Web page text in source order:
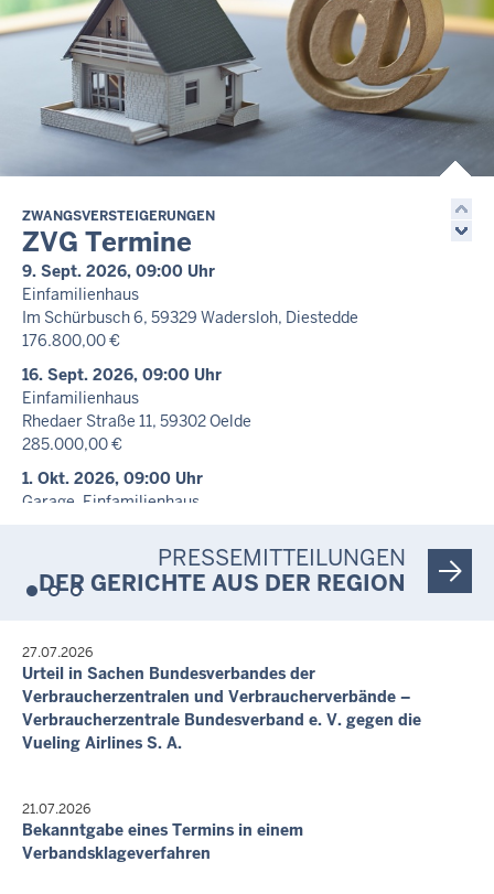
Hauptverhandlungstermin
Strafsache - 15 Ds 23/26
10. Aug. 2026, 10:30 Uhr
Güte- und Verhandlungstermin
Zivilsache - 11 C 368/25
10. Aug. 2026, 10:45 Uhr
Hauptverhandlungstermin
10. Aug. 2026, 11:30 Uhr
Güte- und Verhandlungstermin
Zivilsache - 11 C 248/25
10. Aug. 2026, 11:30 Uhr
Hauptverhandlungstermin
Strafsache - 16 Ds 34/26
10. Aug. 2026, 13:30 Uhr
Hauptverhandlungstermin
Strafsache - 15 Ds 25/26
Letzte Aktualisierung:
Heute, 12:28 Uhr
ZWANGSVERSTEIGERUNGEN
ZVG Termine
9. Sept. 2026, 09:00 Uhr
Einfamilienhaus
Im Schürbusch 6, 59329 Wadersloh, Diestedde
176.800,00 €
16. Sept. 2026, 09:00 Uhr
Einfamilienhaus
Rhedaer Straße 11, 59302 Oelde
285.000,00 €
1. Okt. 2026, 09:00 Uhr
Garage, Einfamilienhaus
21. Okt. 2026, 09:00 Uhr
384.000,00 €
Letzte Aktualisierung:
Heute, 13:19 Uhr
PRESSEMITTEILUNGEN
DER GERICHTE AUS DER REGION
27.07.2026
Urteil in Sachen Bundesverbandes der
Verbraucherzentralen und Verbraucherverbände –
Verbraucherzentrale Bundesverband e. V. gegen die
Vueling Airlines S. A.
21.07.2026
Bekanntgabe eines Termins in einem
Verbandsklageverfahren